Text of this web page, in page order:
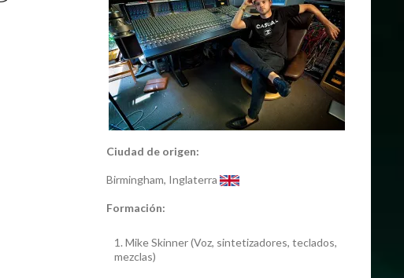
Ciudad de origen:
Birmingham, Inglaterra
Formación:
Mike Skinner (Voz, sintetizadores, teclados,
mezclas)